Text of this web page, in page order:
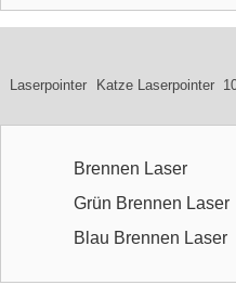
Laserpointer Katze Laserpointer
Brennen Laser
Grün Brennen Laser
Blau Brennen Laser